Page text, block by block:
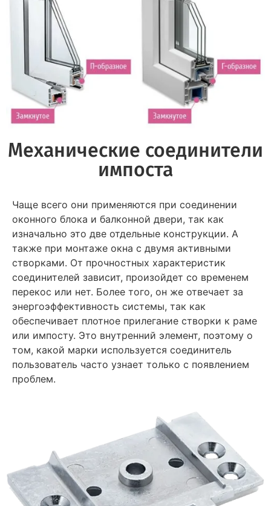
Механические соединители
импоста
Чаще всего они применяются при соединении
оконного блока и балконной двери, так как
изначально это две отдельные конструкции. А
также при монтаже окна с двумя активными
створками. От прочностных характеристик
соединителей зависит, произойдет со временем
перекос или нет. Более того, он же отвечает за
энергоэффективность системы, так как
обеспечивает плотное прилегание створки к раме
или импосту. Это внутренний элемент, поэтому о
том, какой марки используется соединитель
пользователь часто узнает только с появлением
проблем.